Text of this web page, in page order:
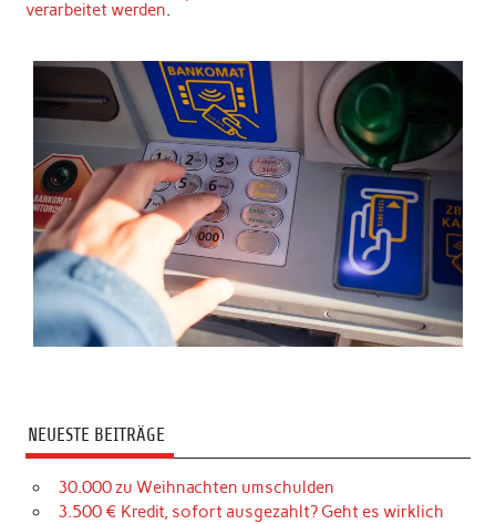
verarbeitet werden.
NEUESTE BEITRÄGE
30.000 zu Weihnachten umschulden
3.500 € Kredit, sofort ausgezahlt? Geht es wirklich